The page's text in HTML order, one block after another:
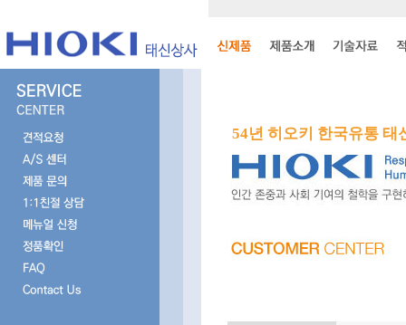
54년 히오키 한국유통 태